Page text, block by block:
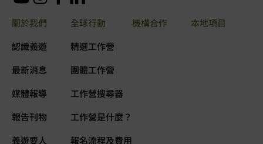
關於我們
認識義遊
最新消息
媒體報導
報告刊物
義遊要人
全球行動
精選工作營
團體工作營
工作營搜尋器
工作營是什麼？
報名流程及費用
本地項目
機構合作